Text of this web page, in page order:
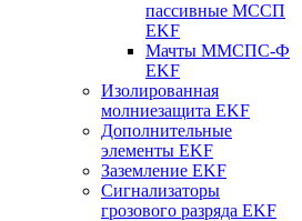
пассивные МССП
EKF
Мачты ММСПС-Ф
EKF
Изолированная
молниезащита EKF
Дополнительные
элементы EKF
Заземление EKF
Сигнализаторы
грозового разряда EKF